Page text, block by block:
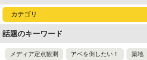
話題のキーワード
メディア定点観測 アベを倒したい！ 築地